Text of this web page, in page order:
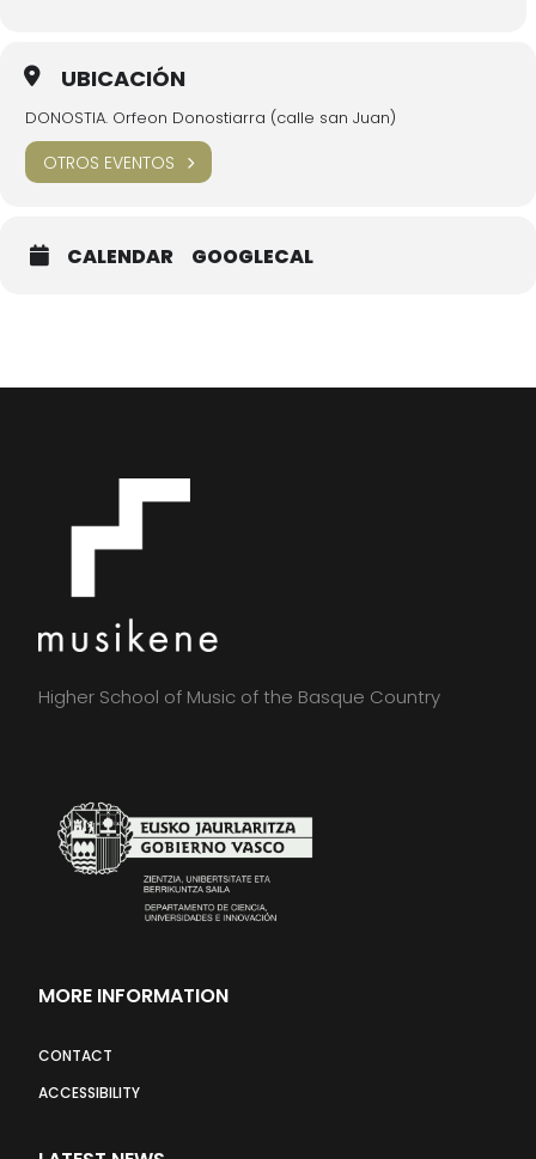
UBICACIÓN
DONOSTIA. Orfeon Donostiarra (calle san Juan)
OTROS EVENTOS
CALENDAR GOOGLECAL
Higher School of Music of the Basque Country
MORE INFORMATION
CONTACT
ACCESSIBILITY